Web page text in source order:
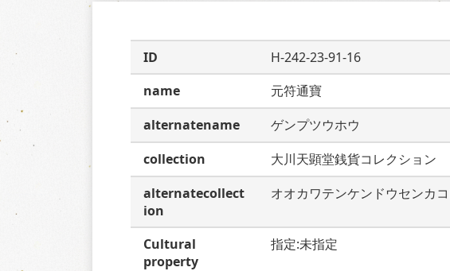
ID
H-242-23-91-16
name
元符通寶
alternatename
ゲンプツウホウ
collection
大川天顕堂銭貨コレクション
alternatecollect
ion
オオカワテンケンドウセンカ
Cultural
property
指定:未指定